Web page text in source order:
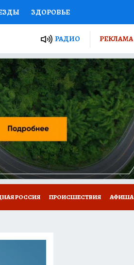
ЗДОРОВЬЕ
РОССИИ
СЕКРЕТЫ ПУТЕВОДИТЕЛЬ
ЖЕЛЕЗА ТУРИЗМ
ГИД ПОТРЕБИТЕЛЯ ВСЕ О КП
РАДИО РЕКЛАМА
РОССИЯ ПРОИСШЕСТВИЯ АФИША